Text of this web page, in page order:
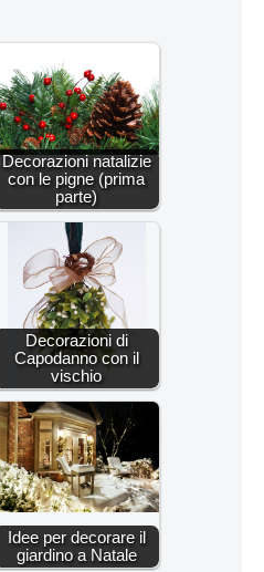
Decorazioni natalizie
con le pigne (prima
parte)
Decorazioni di
Capodanno con il
vischio
Idee per decorare il
giardino a Natale